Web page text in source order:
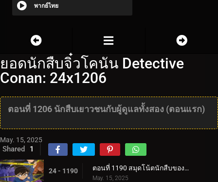
พากย์ไทย
ยอดนักสืบจิ๋วโคนัน Detective
Conan: 24x1206
ตอนที่ 1206 นักสืบเยาวชนกับผู้ดูแลทั้งสอง (ตอนแรก)
May. 15, 2025
Shared 1
24 - 1190 ตอนที่ 1190 สมุดโน้ตนักสืบของสึบุรายะ มิตสึฮิโกะ 3
May. 15, 2025